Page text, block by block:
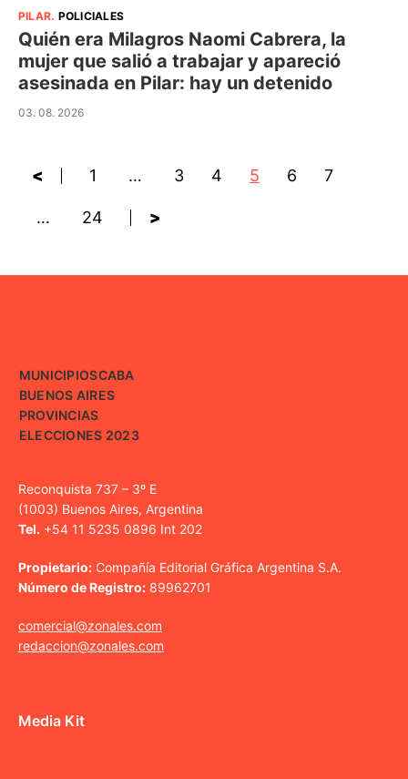
PILAR. POLICIALES
Quién era Milagros Naomi Cabrera, la
mujer que salió a trabajar y apareció
asesinada en Pilar: hay un detenido
03. 08. 2026
< 1 … 3 4 5 6 7
… 24 >
MUNICIPIOSCABA
BUENOS AIRES
PROVINCIAS
ELECCIONES 2023
Reconquista 737 – 3º E
(1003) Buenos Aires, Argentina
Tel. +54 11 5235 0896 Int 202
Propietario: Compañía Editorial Gráfica Argentina S.A.
Número de Registro: 89962701
comercial@zonales.com
redaccion@zonales.com
Media Kit